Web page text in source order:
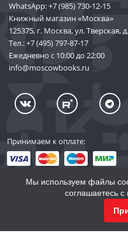
WhatsApp:+7 (985) 730-12-15
Книжный магазин «Москва»
125375, г. Москва, ул. Тверская,
Тел.:+7 (495) 797-87-17
Ежедневно с 10:00 до 22:00
info@moscowbooks.ru
Принимаем к оплате:
© 2002–2026 «Торговый Дом
Мы используем файлы
соглашаетесь